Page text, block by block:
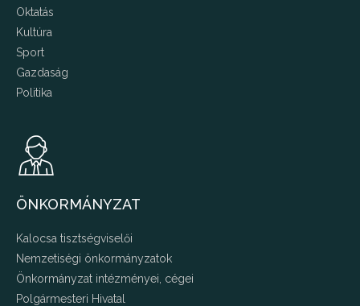
Oktatás
Kultúra
Sport
Gazdaság
Politika
ÖNKORMÁNYZAT
Kalocsa tisztségviselői
Nemzetiségi önkormányzatok
Önkormányzat intézményei, cégei
Polgármesteri Hivatal